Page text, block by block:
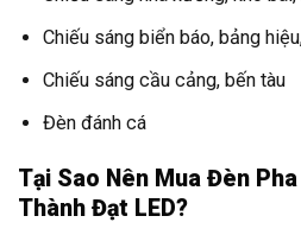
Chiếu sáng biển báo, bảng
Chiếu sáng cầu cảng, bến tàu
Đèn đánh cá
Tại Sao Nên Mua Đèn
Thành Đạt LED?